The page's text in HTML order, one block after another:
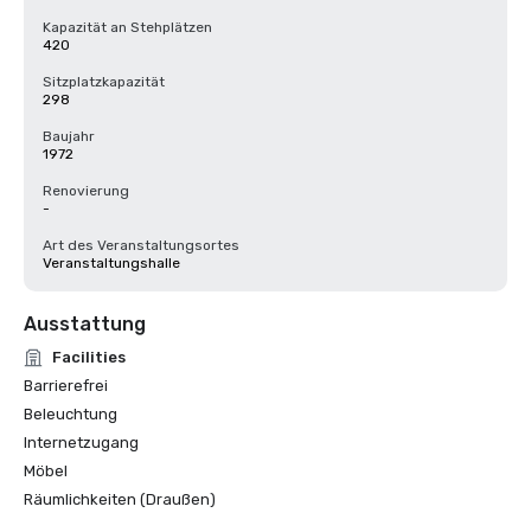
Kapazität an Stehplätzen
420
Sitzplatzkapazität
298
Baujahr
1972
Renovierung
-
Art des Veranstaltungsortes
Veranstaltungshalle
Ausstattung
Facilities
Barrierefrei
Beleuchtung
Internetzugang
Möbel
Räumlichkeiten (Draußen)